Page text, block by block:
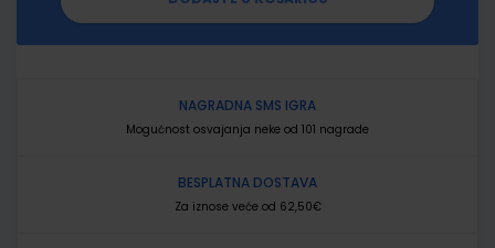
NAGRADNA SMS IGRA
Mogućnost osvajanja neke od 101 nagrade
BESPLATNA DOSTAVA
Za iznose veće od 62,50€